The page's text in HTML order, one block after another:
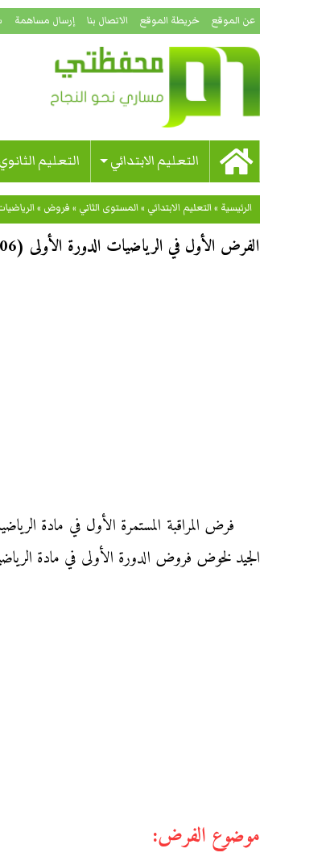
عن الموقع خريطة الموقع الاتصال بنا إرسال مساهمة
التعليم الابتدائي التعليم
الرئيسية »التعليم الابتدائي »المستوى الثاني » فروض »
الفرض الأول في الرياضيات الدورة الأولى (06) للمستوى الثاني ابتدائي
الجيد لخوض فروض الدورة الأولى في مادة
موضوع الفرض: